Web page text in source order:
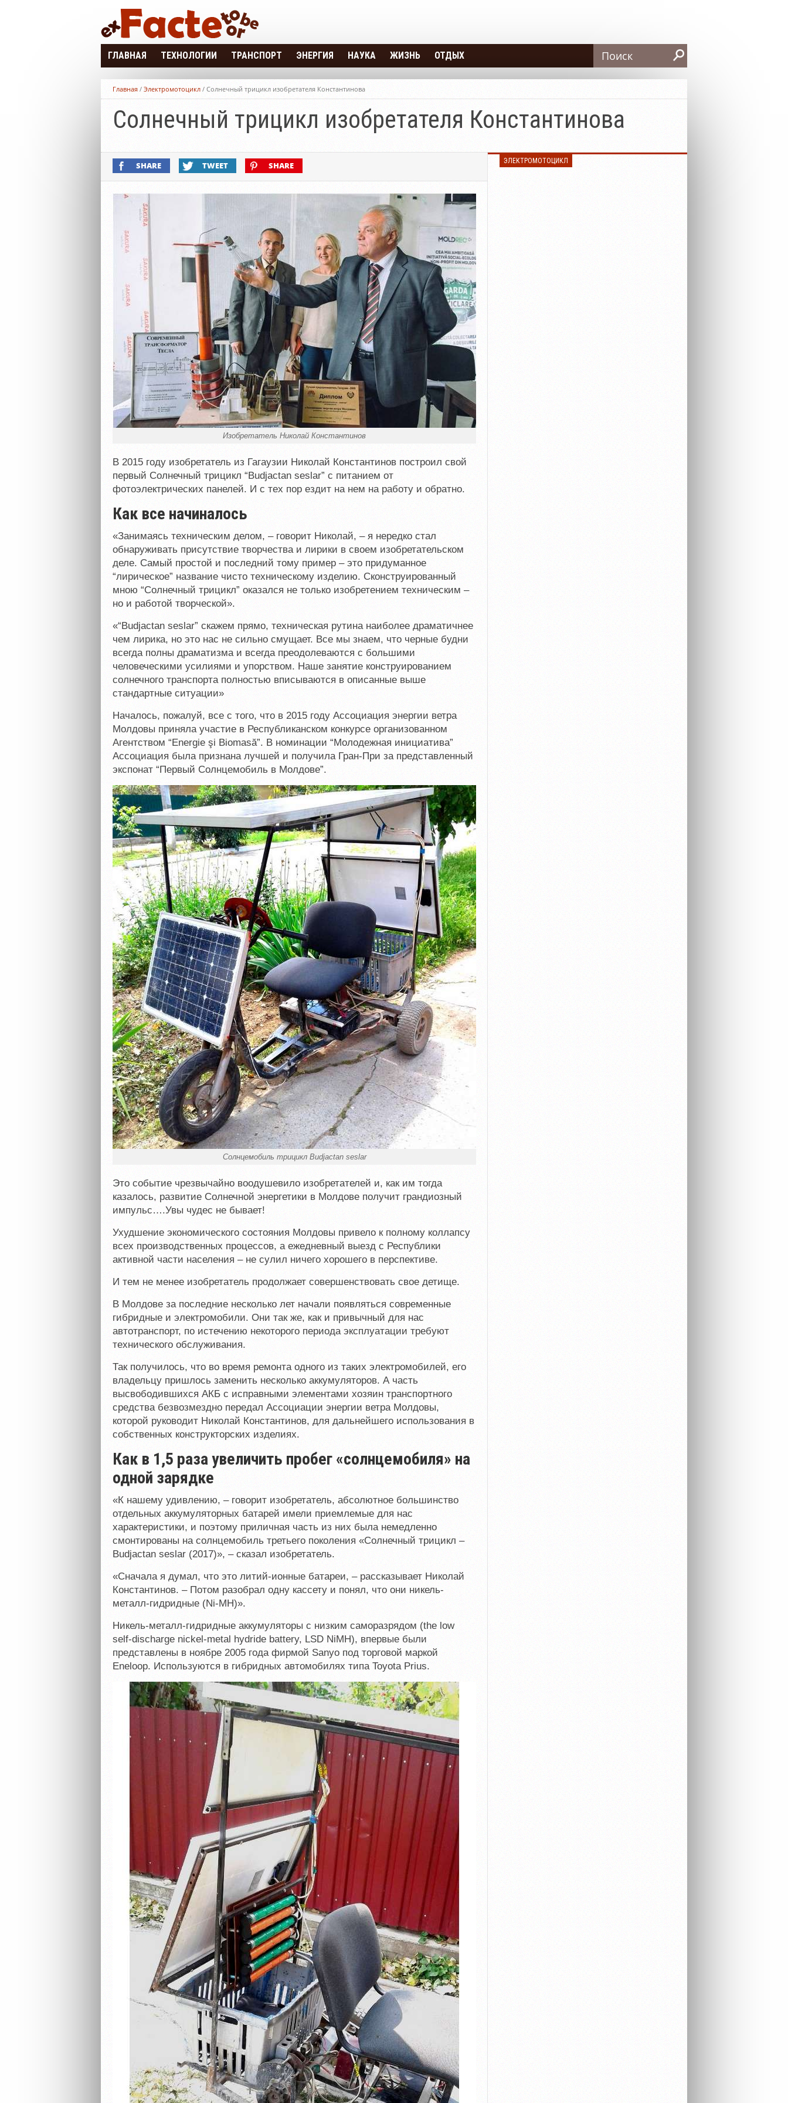
ГЛАВНАЯ ТЕХНОЛОГИИ
3D УСТРОЙСТВА
ПРОЕКТЫ
ТЕХНИКА
ТРАНСПОРТ
ЭЛЕКТРОВЕЛОСИПЕД
ЭЛЕКТРОМОБИЛЬ
ЭЛЕКТРОМОТОЦИКЛ
ЭЛЕКТРОСАМОЛЕТ
ЭНЕРГИЯ
ЭНЕРГИЯ ВЕТРА
ЭНЕРГИЯ ВОДЫ
ЭНЕРГИЯ СОЛНЦА
НАУКА ЖИЗНЬ
ЗДРАВИЕ
ИНТЕРЕСНОЕ
ОТДЫХ
ГОРОДА И СТРАНЫ
КРЕАТИВ
НЕОПОЗНАННОЕ
Search
Главная / Электромотоцикл / Солнечный трицикл изобретателя Константинова
Солнечный трицикл изобретателя Константинова
SHARE TWEET SHARE
Изобретатель Николай Константинов
В 2015 году изобретатель из Гагаузии Николай Константинов построил свой
первый Солнечный трицикл “Budjactan seslar” с питанием от
фотоэлектрических панелей. И с тех пор ездит на нем на работу и обратно.
Как все начиналось
«Занимаясь техническим делом, – говорит Николай, – я нередко стал
обнаруживать присутствие творчества и лирики в своем изобретательском
деле. Самый простой и последний тому пример – это придуманное
“лирическое” название чисто техническому изделию. Сконструированный
мною “Солнечный трицикл” оказался не только изобретением техническим –
но и работой творческой».
«“Budjactan seslar” скажем прямо, техническая рутина наиболее драматичнее
чем лирика, но это нас не сильно смущает. Все мы знаем, что черные будни
всегда полны драматизма и всегда преодолеваются с большими
человеческими усилиями и упорством. Наше занятие конструированием
солнечного транспорта полностью вписываются в описанные выше
стандартные ситуации»
Началось, пожалуй, все с того, что в 2015 году Ассоциация энергии ветра
Молдовы приняла участие в Республиканском конкурсе организованном
Агентством “Energie şi Biomasă”. В номинации “Молодежная инициатива”
Ассоциация была признана лучшей и получила Гран-При за представленный
экспонат “Первый Солнцемобиль в Молдове”.
Солнцемобиль трицикл Budjactan seslar
Это событие чрезвычайно воодушевило изобретателей и, как им тогда
казалось, развитие Солнечной энергетики в Молдове получит грандиозный
импульс….Увы чудес не бывает!
Ухудшение экономического состояния Молдовы привело к полному коллапсу
всех производственных процессов, а ежедневный выезд с Республики
активной части населения – не сулил ничего хорошего в перспективе.
И тем не менее изобретатель продолжает совершенствовать свое детище.
В Молдове за последние несколько лет начали появляться современные
гибридные и электромобили. Они так же, как и привычный для нас
автотранспорт, по истечению некоторого периода эксплуатации требуют
технического обслуживания.
Так получилось, что во время ремонта одного из таких электромобилей, его
владельцу пришлось заменить несколько аккумуляторов. А часть
высвободившихся АКБ с исправными элементами хозяин транспортного
средства безвозмездно передал Ассоциации энергии ветра Молдовы,
которой руководит Николай Константинов, для дальнейшего использования в
собственных конструкторских изделиях.
Как в 1,5 раза увеличить пробег «солнцемобиля» на
одной зарядке
«К нашему удивлению, – говорит изобретатель, абсолютное большинство
отдельных аккумуляторных батарей имели приемлемые для нас
характеристики, и поэтому приличная часть из них была немедленно
смонтированы на солнцемобиль третьего поколения «Солнечный трицикл –
Budjactan seslar (2017)», – сказал изобретатель.
«Сначала я думал, что это литий-ионные батареи, – рассказывает Николай
Константинов. – Потом разобрал одну кассету и понял, что они никель-
металл-гидридные (Ni-MH)».
Никель-металл-гидридные аккумуляторы с низким саморазрядом (the low
self-discharge nickel-metal hydride battery, LSD NiMH), впервые были
представлены в ноябре 2005 года фирмой Sanyo под торговой маркой
Eneloop. Используются в гибридных автомобилях типа Toyota Prius.
ЭЛЕКТРОМОТОЦИКЛ